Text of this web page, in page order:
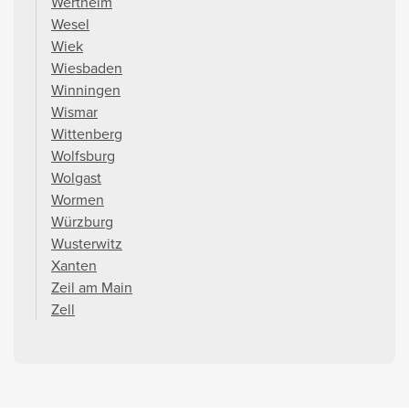
Wesel
Wiek
Wiesbaden
Winningen
Wismar
Wittenberg
Wolfsburg
Wolgast
Wormen
Würzburg
Wusterwitz
Xanten
Zeil am Main
Zell